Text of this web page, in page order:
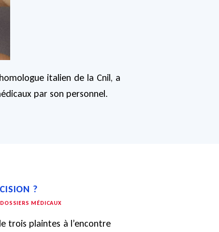
italien de la Cnil, a
par son personnel.
?
MÉDICAUX
trois plaintes à l’encontre